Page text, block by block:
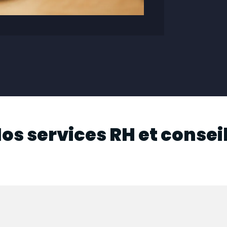
services RH et